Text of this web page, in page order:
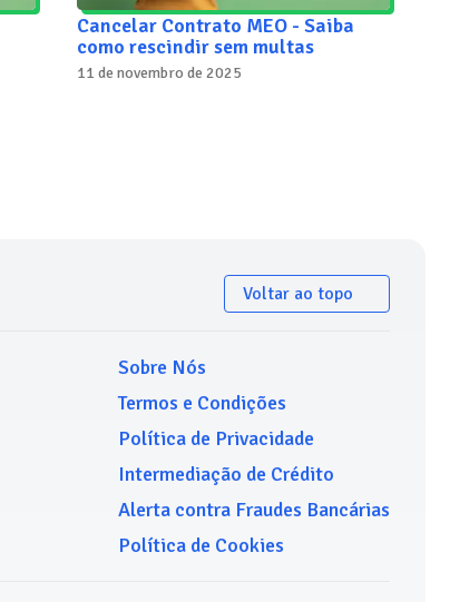
Cancelar Contrato MEO - Saiba
como rescindir sem multas
11 de novembro de 2025
Voltar ao topo
Sobre Nós
Termos e Condições
Política de Privacidade
Intermediação de Crédito
Alerta contra Fraudes Bancárias
Política de Cookies